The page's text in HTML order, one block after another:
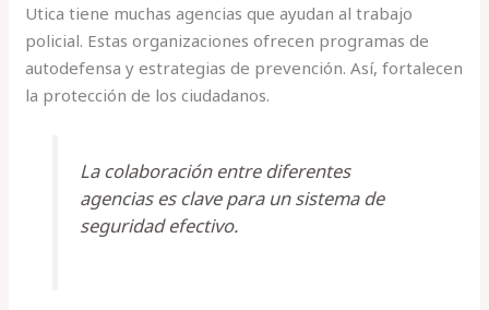
Utica tiene muchas agencias que ayudan al trabajo
policial. Estas organizaciones ofrecen programas de
autodefensa y estrategias de prevención. Así, fortalecen
la protección de los ciudadanos.
La colaboración entre diferentes
agencias es clave para un sistema de
seguridad efectivo.